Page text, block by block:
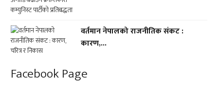
वर्तमान नेपालको राजनीतिक संकट :
कारण,...
Facebook Page